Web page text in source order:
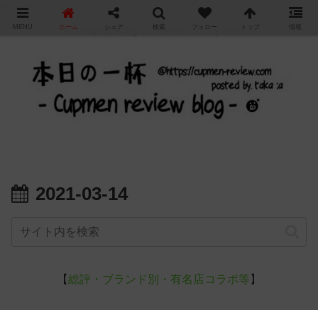
カップ麺の新商品をレビュー / アレンジするブログ
2021-03-14
【総評・ブランド別・有名店コラボ等 】
MENU ホーム シェア 検索 フォロー トップ 情報